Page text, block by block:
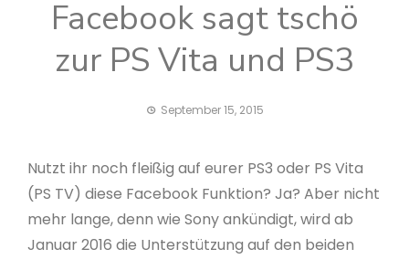
Facebook sagt tschö
zur PS Vita und PS3
September 15, 2015
Nutzt ihr noch fleißig auf eurer PS3 oder PS Vita
(PS TV) diese Facebook Funktion? Ja? Aber nicht
mehr lange, denn wie Sony ankündigt, wird ab
Januar 2016 die Unterstützung auf den beiden